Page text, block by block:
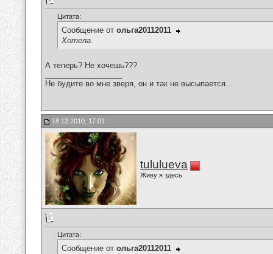
Цитата:
Сообщение от ольга20112011
Хотела.
А теперь? Не хочешь???
Не будите во мне зверя, он и так не высыпается...
18.12.2010, 17:01
tululueva
Живу я здесь
Цитата:
Сообщение от ольга20112011